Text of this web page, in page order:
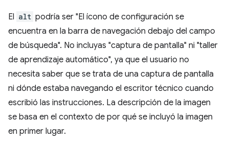
El alt podría ser "El ícono de configuración se
encuentra en la barra de navegación debajo del campo
de búsqueda". No incluyas "captura de pantalla" ni "taller
de aprendizaje automático", ya que el usuario no
necesita saber que se trata de una captura de pantalla
ni dónde estaba navegando el escritor técnico cuando
escribió las instrucciones. La descripción de la imagen
se basa en el contexto de por qué se incluyó la imagen
en primer lugar.